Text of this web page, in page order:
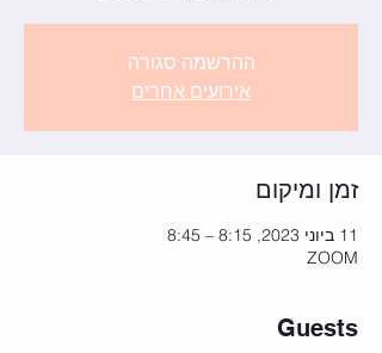
ההרשמה סגורה
אירועים אחרים
זמן ומיקום
11 ביוני 2023, 8:15 – 8:45
ZOOM
Guests